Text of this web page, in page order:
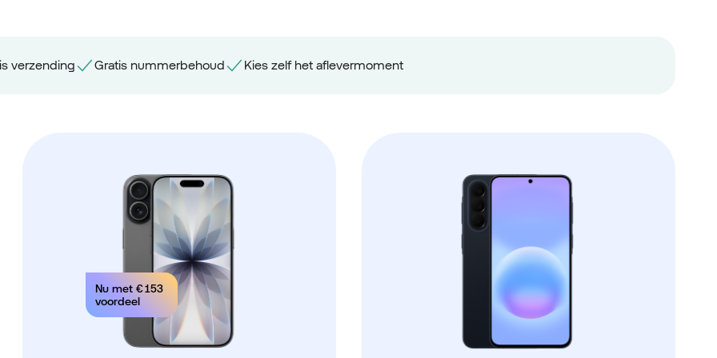
verzending Gratis nummerbehoud Kies zelf het aflevermoment
Nu met € 153
voordeel